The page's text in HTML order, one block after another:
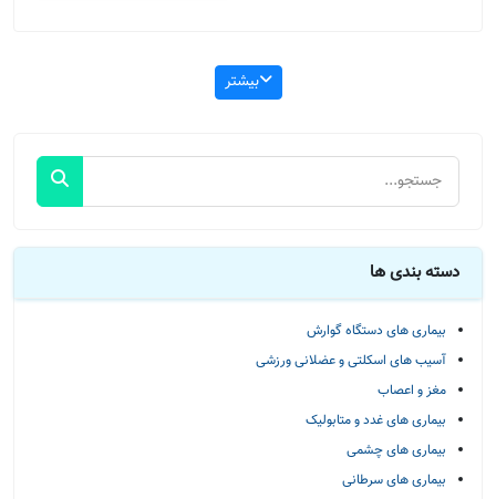
بیشتر
دسته بندی ها
بیماری های دستگاه گوارش
آسیب های اسکلتی و عضلانی ورزشی
مغز و اعصاب
بیماری های غدد و متابولیک
بیماری های چشمی
بیماری های سرطانی